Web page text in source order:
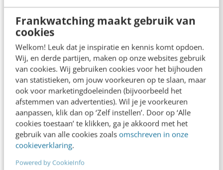
Frankwatching maakt gebruik van
cookies
Welkom! Leuk dat je inspiratie en kennis komt opdoen.
Wij, en derde partijen, maken op onze websites gebruik
van cookies. Wij gebruiken cookies voor het bijhouden
van statistieken, om jouw voorkeuren op te slaan, maar
ook voor marketingdoeleinden (bijvoorbeeld het
afstemmen van advertenties). Wil je je voorkeuren
aanpassen, klik dan op ‘Zelf instellen’. Door op ‘Alle
cookies toestaan’ te klikken, ga je akkoord met het
gebruik van alle cookies zoals omschreven in onze
cookieverklaring.
Powered by CookieInfo
zien.
Zo’n extreem slim systeem zal dan
onvermijdelijk eigen voorkeuren ontwikkelen
die niets met de onze te maken hebben. Niet
uit kwaadaardigheid, een superintelligentie haat
ons niet. Maar we bestaan uit atomen die ze
voor iets anders kan gebruiken. Zoals wij niet
haten dat we oerbossen kappen voor
landbouw, zo zou een ASI ons niet haten terwijl